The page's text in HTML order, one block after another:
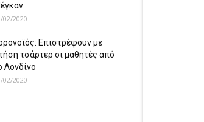
02/2020
Επιστρέφουν με
τσάρτερ οι μαθητές από
Λονδίνο
02/2020